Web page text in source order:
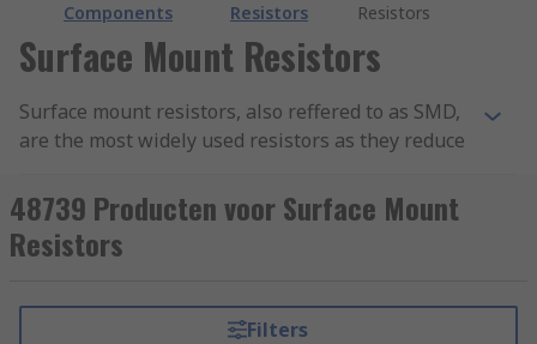
Components
Resistors
Resistors
Surface Mount Resistors
Surface mount resistors, also reffered to as SMD,
are the most widely used resistors as they reduce
Similar to water flowing along a pipe, the tap
controls the flow of water, a resistor controls the
flow of current. They work to a fixed value the
voltage.
48739 Producten voor Surface Mount
Resistors
Filters